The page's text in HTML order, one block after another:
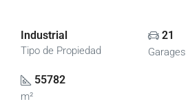
Industrial
Tipo de Propiedad
21
Garages
55782
m²